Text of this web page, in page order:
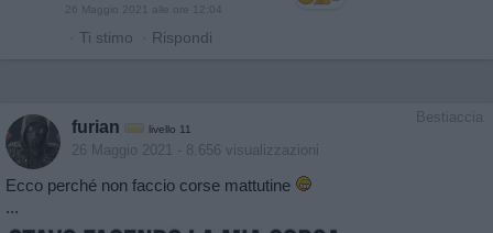
26 Maggio 2021 alle ore 12:04
· Ti stimo · Rispondi
Bestiaccia
furian livello 11
26 Maggio 2021 - 8.656 visualizzazioni
Ecco perché non faccio corse mattutine
...